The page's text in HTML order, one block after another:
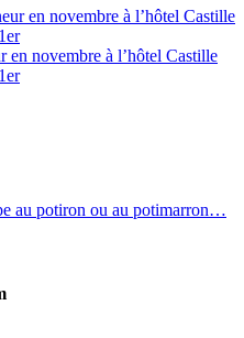
en novembre à l’hôtel Castille
au potiron ou au potimarron…